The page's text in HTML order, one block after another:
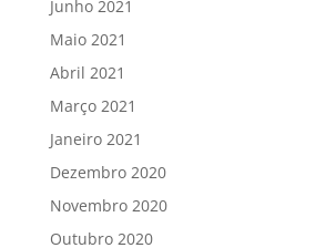
Junho 2021
Maio 2021
Abril 2021
Março 2021
Janeiro 2021
Dezembro 2020
Novembro 2020
Outubro 2020